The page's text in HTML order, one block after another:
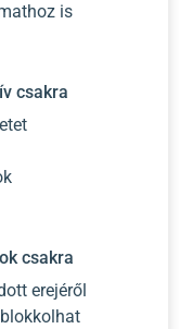
is
csakra
csakra
erejéről